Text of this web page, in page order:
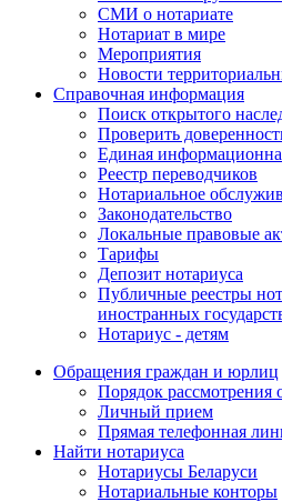
СМИ о нотариате
Нотариат в мире
Мероприятия
Новости
Справочная информация
Поиск открытого
Проверить
Единая
Реестр переводчиков
Нотариальное
Законодательство
Локальные правовые
Тарифы
Депозит нотариуса
Публичные реестры
иностранных
Нотариус - детям
Обращения граждан и юрлиц
Порядок рассмотрения
Личный прием
Прямая телефонная
Найти нотариуса
Нотариусы Беларуси
Нотариальные конторы